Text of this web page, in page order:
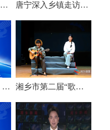
唐宁主持召开全市安全生产工作会议 唐宁深入乡镇走访调研
唐宁走访两家企业 问需问计促发展 湘乡市第二届“歌声飞扬·乐享湘乡”歌唱比赛圆满收官